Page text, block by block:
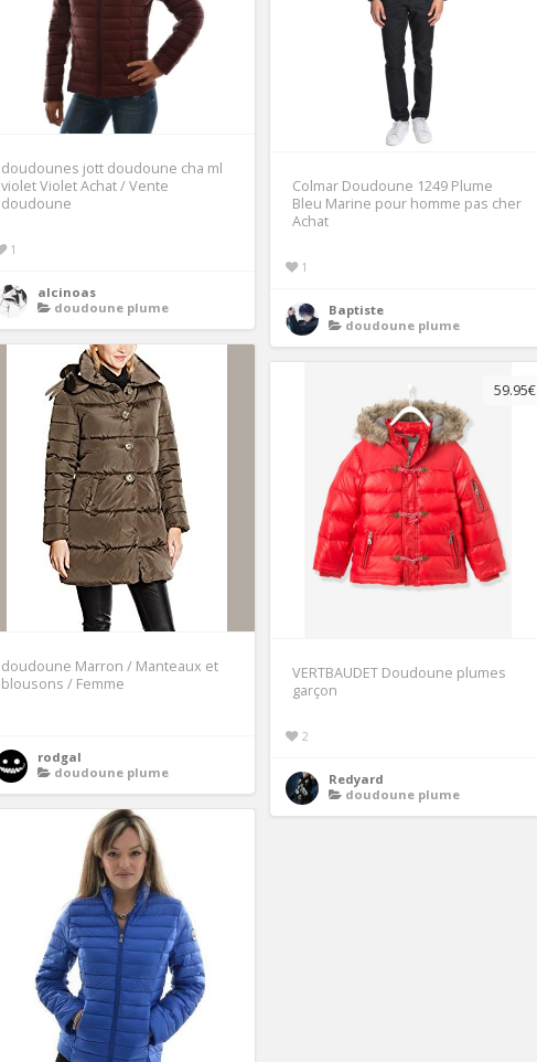
doudounes jott doudoune cha ml
violet Violet Achat / Vente
doudoune
1
alcinoas
doudoune plume
Colmar Doudoune 1249 Plume
Bleu Marine pour homme pas cher
Achat
1
Baptiste
doudoune plume
doudoune Marron / Manteaux et
blousons / Femme
rodgal
doudoune plume
59.95€
VERTBAUDET Doudoune plumes
garçon
2
Redyard
doudoune plume